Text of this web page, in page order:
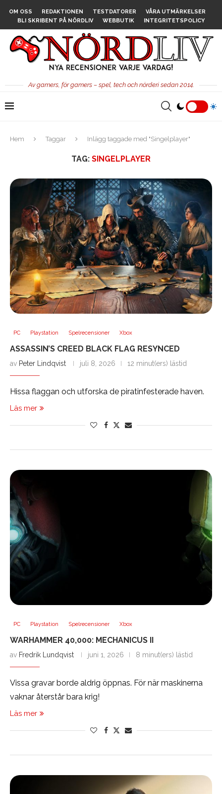
OM OSS REDAKTIONEN TESTDATORER
VÅRA UTMÄRKELSER
BLI SKRIBENT PÅ NÖRDLIV
WEBBUTIK INTEGRITETSPOLICY
Av gamers, för gamers – spel, tech och nörderi sedan 2014.
Hem Taggar Inlägg taggade med "Singelplayer"
TAG: SINGELPLAYER
PC Playstation Spelrecensioner Xbox
ASSASSIN’S CREED BLACK FLAG RESYNCED
av Peter Lindqvist juli 8, 2026 12 minut(ers) lästid
Hissa flaggan och utforska de piratinfesterade haven.
Läs mer
PC Playstation Spelrecensioner Xbox
WARHAMMER 40,000: MECHANICUS II
av Fredrik Lundqvist juni 1, 2026 8 minut(ers) lästid
Vissa gravar borde aldrig öppnas. För när maskinerna
vaknar återstår bara krig!
Läs mer